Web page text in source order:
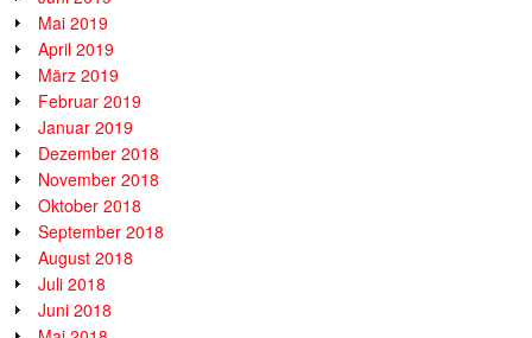
Mai 2019
April 2019
März 2019
Februar 2019
Januar 2019
Dezember 2018
November 2018
Oktober 2018
September 2018
August 2018
Juli 2018
Juni 2018